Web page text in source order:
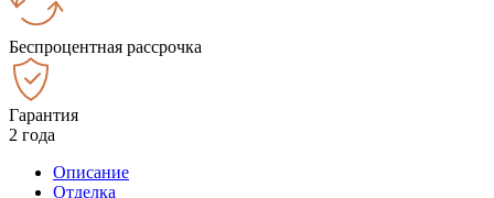
Беспроцентная рассрочка
Гарантия
2 года
Описание
Отделка